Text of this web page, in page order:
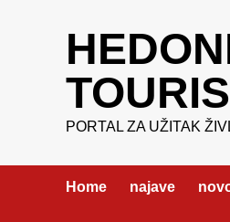
PORTAL ZA UŽITAK
Home najave